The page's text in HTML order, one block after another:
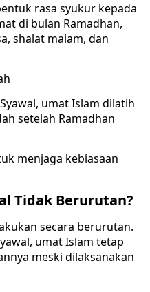
rasa syukur kepada
di bulan Ramadhan,
shalat malam, dan
umat Islam dilatih
setelah Ramadhan
menjaga kebiasaan
Tidak Berurutan?
secara berurutan.
umat Islam tetap
meski dilaksanakan